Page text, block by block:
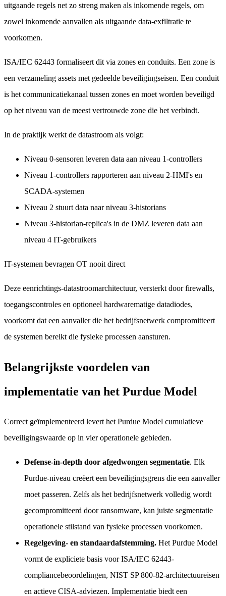
uitgaande regels net zo streng maken als inkomende regels, om
zowel inkomende aanvallen als uitgaande data-exfiltratie te
voorkomen.
ISA/IEC 62443 formaliseert dit via zones en conduits. Een zone is
een verzameling assets met gedeelde beveiligingseisen. Een conduit
is het communicatiekanaal tussen zones en moet worden beveiligd
op het niveau van de meest vertrouwde zone die het verbindt.
In de praktijk werkt de datastroom als volgt:
Niveau 0-sensoren leveren data aan niveau 1-controllers
Niveau 1-controllers rapporteren aan niveau 2-HMI's en
SCADA-systemen
Niveau 2 stuurt data naar niveau 3-historians
Niveau 3-historian-replica's in de DMZ leveren data aan
niveau 4 IT-gebruikers
IT-systemen bevragen OT nooit direct
Deze eenrichtings-datastroomarchitectuur, versterkt door firewalls,
toegangscontroles en optioneel hardwarematige datadiodes,
voorkomt dat een aanvaller die het bedrijfsnetwerk compromitteert
de systemen bereikt die fysieke processen aansturen.
Belangrijkste voordelen van
implementatie van het Purdue Model
Correct geïmplementeerd levert het Purdue Model cumulatieve
beveiligingswaarde op in vier operationele gebieden.
Defense-in-depth door afgedwongen segmentatie. Elk
Purdue-niveau creëert een beveiligingsgrens die een aanvaller
moet passeren. Zelfs als het bedrijfsnetwerk volledig wordt
gecompromitteerd door ransomware, kan juiste segmentatie
operationele stilstand van fysieke processen voorkomen.
Regelgeving- en standaardafstemming. Het Purdue Model
vormt de expliciete basis voor ISA/IEC 62443-
compliancebeoordelingen, NIST SP 800-82-architectuureisen
en actieve CISA-adviezen. Implementatie biedt een